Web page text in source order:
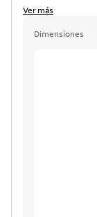
Ver más
Dimensiones